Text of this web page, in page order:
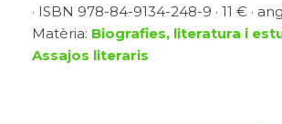
· ISBN 978-84-9134-248-9 · 11 € ·
Matèria: Biografies, literatura i
Assajos literaris